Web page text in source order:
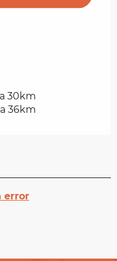
30km
36km
error